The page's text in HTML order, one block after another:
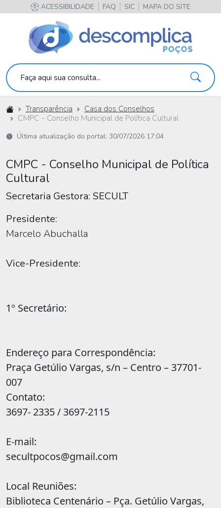
ACESSIBILIDADE FAQ SIC MAPA DO SITE
Faça aqui sua consulta...
Início Transparência
Casa dos Conselhos
CMPC - Conselho Municipal de Política Cultural
Última atualização do portal: 30/07/2026 17:04
CMPC - Conselho Municipal de Política
Cultural
Secretaria Gestora: SECULT
Presidente:
Marcelo Abuchalla
Vice-Presidente:
1º Secretário:
Endereço para Correspondência:
Praça Getúlio Vargas, s/n – Centro – 37701-
007
Contato:
3697- 2335 / 3697-2115
E-mail:
secultpocos@gmail.com
Local Reuniões:
Biblioteca Centenário – Pça. Getúlio Vargas,